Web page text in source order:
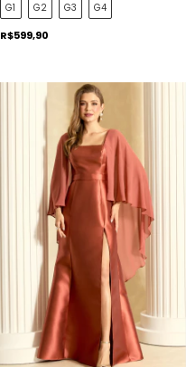
G1 G2 G3 G4
R$599,90